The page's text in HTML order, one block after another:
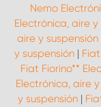
Nemo
Electrónica, aire y
aire y suspensión
y suspensión|
Fiat Fiorino**
Electrónica, aire
y suspensión |